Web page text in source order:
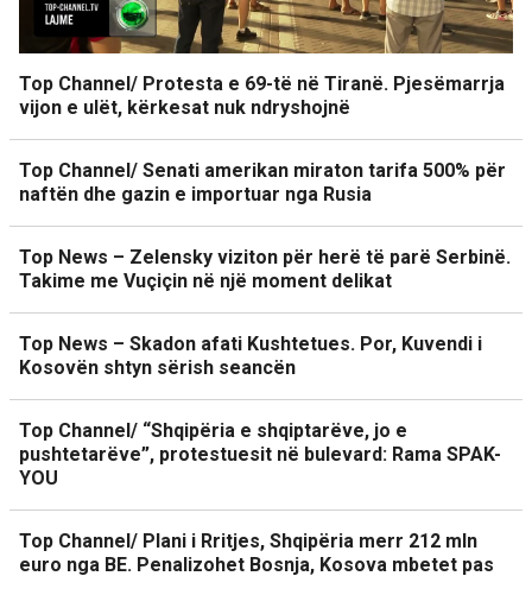
Top Channel/ Protesta e 69-të në Tiranë. Pjesëmarrja
vijon e ulët, kërkesat nuk ndryshojnë
Top Channel/ Senati amerikan miraton tarifa 500% për
naftën dhe gazin e importuar nga Rusia
Top News – Zelensky viziton për herë të parë Serbinë.
Takime me Vuçiçin në një moment delikat
Top News – Skadon afati Kushtetues. Por, Kuvendi i
Kosovën shtyn sërish seancën
Top Channel/ “Shqipëria e shqiptarëve, jo e
pushtetarëve”, protestuesit në bulevard: Rama SPAK-
YOU
Top Channel/ Plani i Rritjes, Shqipëria merr 212 mln
euro nga BE. Penalizohet Bosnja, Kosova mbetet pas